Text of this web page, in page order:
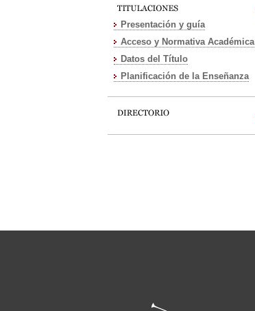
Presentación y guía
Acceso y Normativa Académica
Datos del Título
Planificación de la Enseñanza